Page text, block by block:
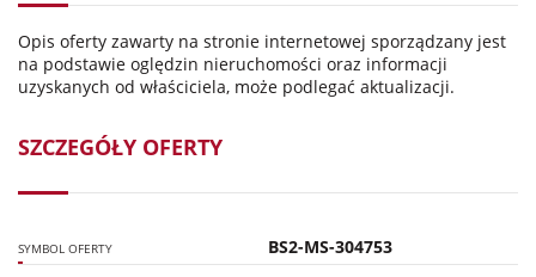
Opis oferty zawarty na stronie internetowej sporządzany jest
na podstawie oględzin nieruchomości oraz informacji
uzyskanych od właściciela, może podlegać aktualizacji.
SZCZEGÓŁY OFERTY
SYMBOL OFERTY BS2-MS-304753